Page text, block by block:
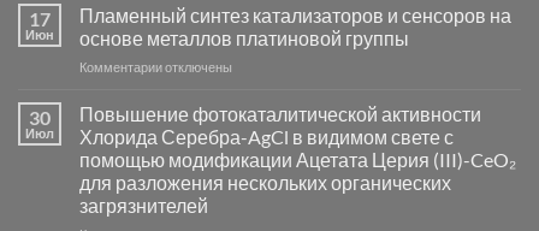
17
Июн
Пламенный синтез катализаторов и сенсоров на
основе металлов платиновой группы
Комментариик
Пламенный
синтез
катализаторов
и
сенсоров
на
отключены
30
Июл
Повышение фотокаталитической активности
Хлорида Серебра-AgCl в видимом свете с
помощью модификации Ацетата Церия (III)-CeO₂
для разложения нескольких органических
загрязнителей